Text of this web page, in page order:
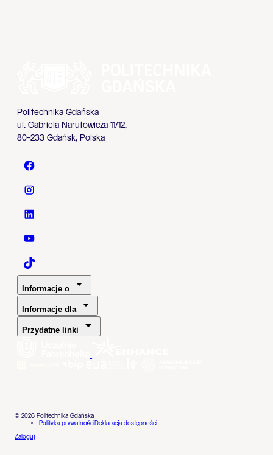
Politechnika Gdańska
ul. Gabriela Narutowicza 11/12,
80-233 Gdańsk, Polska
Politechnika Gdańska - Facebook
Politechnika Gdańska - Instagram
Politechnika Gdańska - LinkedIn
Politechnika Gdańska - YouTube
Politechnika Gdańska - TaikTok
Informacje o
Informacje dla
Przydatne linki
© 2026 Politechnika Gdańska
Polityka prywatnościDeklaracja dostępności
Zaloguj